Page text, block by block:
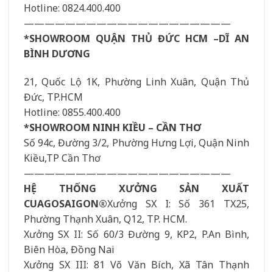
Hotline: 0824.400.400
————————————————————
*SHOWROOM QUẬN THỦ ĐỨC HCM –DĨ AN
BÌNH DƯƠNG
21, Quốc Lộ 1K, Phường Linh Xuân, Quận Thủ
Đức, TP.HCM
Hotline: 0855.400.400
*SHOWROOM NINH KIỀU – CẦN THƠ
Số 94c, Đường 3/2, Phường Hưng Lợi, Quận Ninh
Kiều,TP Cần Thơ
————————————————————
HỆ THỐNG XƯỞNG SẢN XUẤT
CUAGOSAIGON®Xưởng SX I: Số 361 TX25,
Phường Thạnh Xuân, Q12, TP. HCM.
Xưởng SX II: Số 60/3 Đường 9, KP2, P.An Bình,
Biên Hòa, Đồng Nai
Xưởng SX III: 81 Võ Văn Bích, Xã Tân Thạnh